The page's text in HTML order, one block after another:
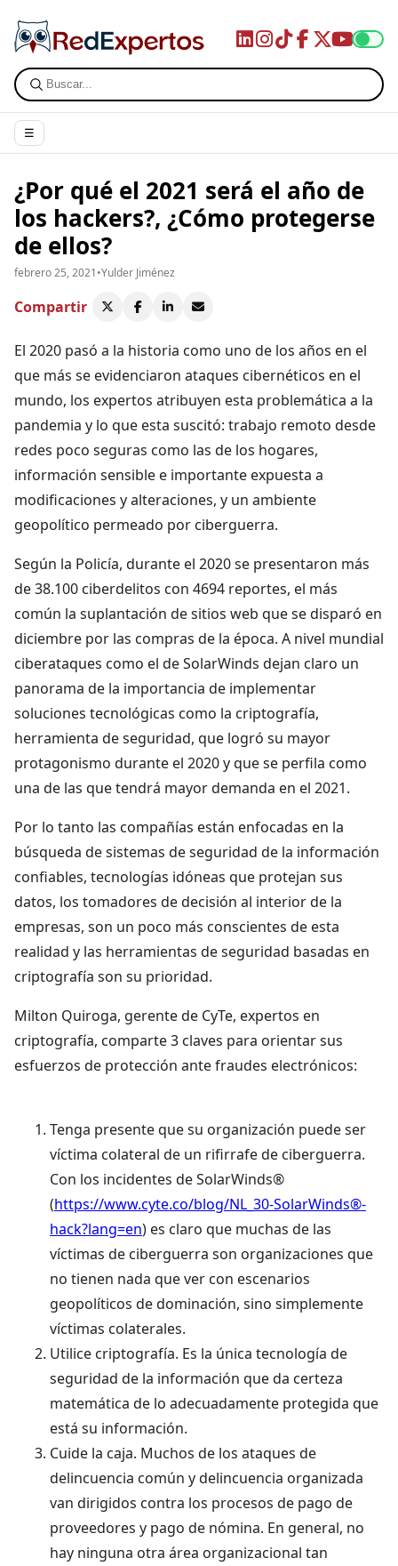
☰
¿Por qué el 2021 será el año de
los hackers?, ¿Cómo protegerse
de ellos?
febrero 25, 2021•Yulder Jiménez
Compartir
El 2020 pasó a la historia como uno de los años en el
que más se evidenciaron ataques cibernéticos en el
mundo, los expertos atribuyen esta problemática a la
pandemia y lo que esta suscitó: trabajo remoto desde
redes poco seguras como las de los hogares,
información sensible e importante expuesta a
modificaciones y alteraciones, y un ambiente
geopolítico permeado por ciberguerra.
Según la Policía, durante el 2020 se presentaron más
de 38.100 ciberdelitos con 4694 reportes, el más
común la suplantación de sitios web que se disparó en
diciembre por las compras de la época. A nivel mundial
ciberataques como el de SolarWinds dejan claro un
panorama de la importancia de implementar
soluciones tecnológicas como la criptografía,
herramienta de seguridad, que logró su mayor
protagonismo durante el 2020 y que se perfila como
una de las que tendrá mayor demanda en el 2021.
Por lo tanto las compañías están enfocadas en la
búsqueda de sistemas de seguridad de la información
confiables, tecnologías idóneas que protejan sus
datos, los tomadores de decisión al interior de la
empresas, son un poco más conscientes de esta
realidad y las herramientas de seguridad basadas en
criptografía son su prioridad.
Milton Quiroga, gerente de CyTe, expertos en
criptografía, comparte 3 claves para orientar sus
esfuerzos de protección ante fraudes electrónicos:
Tenga presente que su organización puede ser
víctima colateral de un rifirrafe de ciberguerra.
Con los incidentes de SolarWinds®
(https://www.cyte.co/blog/NL_30-SolarWinds®-
hack?lang=en) es claro que muchas de las
víctimas de ciberguerra son organizaciones que
no tienen nada que ver con escenarios
geopolíticos de dominación, sino simplemente
víctimas colaterales.
Utilice criptografía. Es la única tecnología de
seguridad de la información que da certeza
matemática de lo adecuadamente protegida que
está su información.
Cuide la caja. Muchos de los ataques de
delincuencia común y delincuencia organizada
van dirigidos contra los procesos de pago de
proveedores y pago de nómina. En general, no
hay ninguna otra área organizacional tan